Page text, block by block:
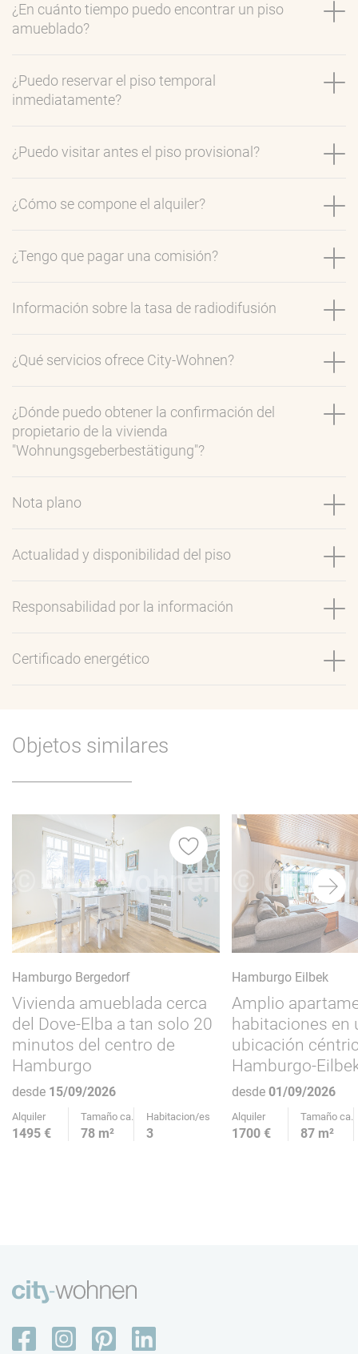
¿En cuánto tiempo puedo encontrar un piso
amueblado?
¿Puedo reservar el piso temporal
inmediatamente?
¿Puedo visitar antes el piso provisional?
¿Cómo se compone el alquiler?
¿Tengo que pagar una comisión?
Información sobre la tasa de radiodifusión
¿Qué servicios ofrece City-Wohnen?
¿Dónde puedo obtener la confirmación del
propietario de la vivienda
"Wohnungsgeberbestätigung"?
Nota plano
Actualidad y disponibilidad del piso
Responsabilidad por la información
Certificado energético
Objetos similares
Hamburgo Bergedorf
Vivienda amueblada cerca
del Dove-Elba a tan solo 20
minutos del centro de
Hamburgo
desde 15/09/2026
Alquiler Tamaño ca. Habitacion/es
1495 € 78 m² 3
Hamburgo Eilbek
Amplio
habitaciones en
ubicación
Hamburgo-
desde 01/09/2026
Alquiler Tamaño ca.
1700 € 87 m²
Favoritos